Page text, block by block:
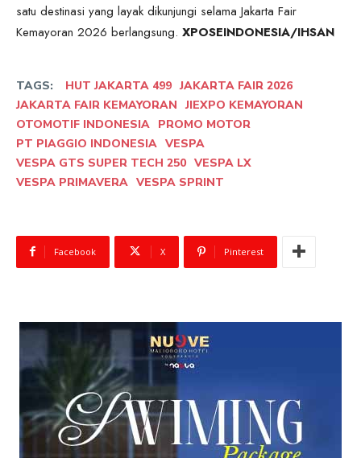
satu destinasi yang layak dikunjungi selama Jakarta Fair
Kemayoran 2026 berlangsung. XPOSEINDONESIA/IHSAN
TAGS: HUT JAKARTA 499 JAKARTA FAIR 2026
JAKARTA FAIR KEMAYORAN JIEXPO KEMAYORAN
OTOMOTIF INDONESIA PROMO MOTOR
PT PIAGGIO INDONESIA VESPA
VESPA GTS SUPER TECH 250 VESPA LX
VESPA PRIMAVERA VESPA SPRINT
Facebook X Pinterest